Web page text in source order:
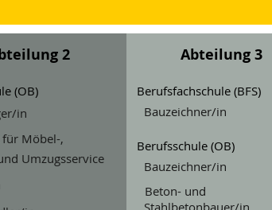
2
(OB)
in
Umzugsservice
Abteilung 3
Berufsfachschule (BFS)
Bauzeichner/in
Berufsschule (OB)
Bauzeichner/in
Beton- und
für Möbel-,
Stahlbetonbauer/in